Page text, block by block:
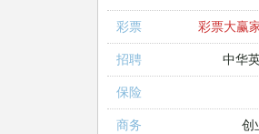
彩票 彩票大赢
招聘 中华
保险
商务 创